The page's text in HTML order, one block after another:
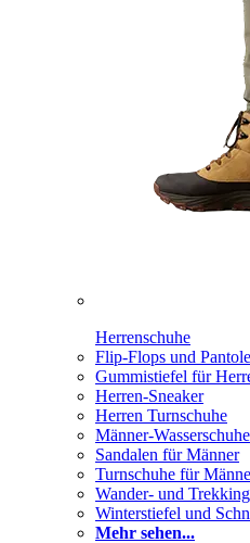
Herrenschuhe
Flip-Flops und
Gummistiefel für
Herren-Sneaker
Herren Turnschuhe
Männer-Wasserschuhe
Sandalen für Männer
Turnschuhe für
Wander- und
Winterstiefel und
Mehr sehen...